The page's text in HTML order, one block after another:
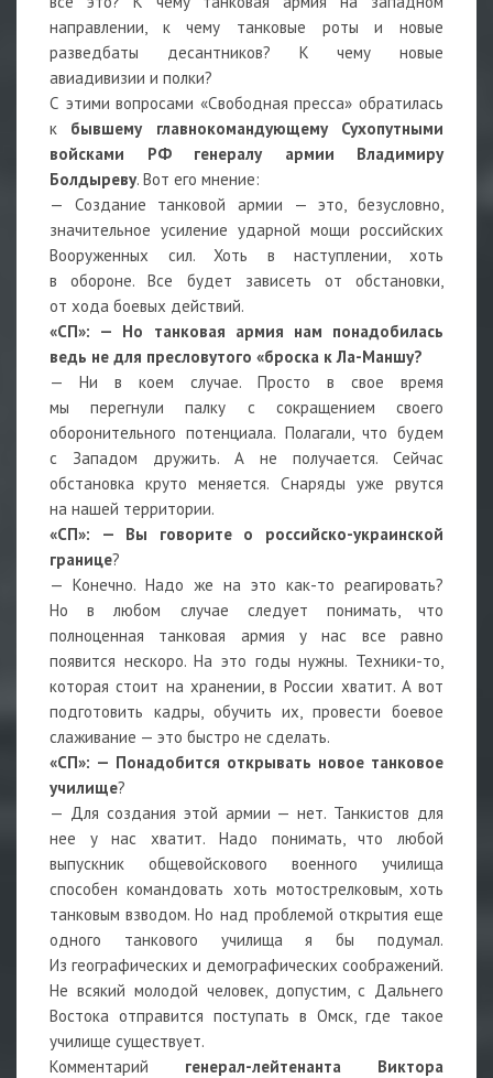
направлении, к чему танковые роты и новые
разведбаты десантников? К чему новые
авиадивизии и полки?
С этими вопросами «Свободная пресса» обратилась
к бывшему главнокомандующему Сухопутными
войсками РФ генералу армии Владимиру
Болдыреву. Вот его мнение:
— Создание танковой армии — это, безусловно,
значительное усиление ударной мощи российских
Вооруженных сил. Хоть в наступлении, хоть
в обороне. Все будет зависеть от обстановки,
от хода боевых действий.
«СП»: — Но танковая армия нам понадобилась
ведь не для пресловутого «броска к Ла-Маншу?
— Ни в коем случае. Просто в свое время
мы перегнули палку с сокращением своего
оборонительного потенциала. Полагали, что будем
с Западом дружить. А не получается. Сейчас
обстановка круто меняется. Снаряды уже рвутся
на нашей территории.
«СП»: — Вы говорите о российско-украинской
границе?
— Конечно. Надо же на это как-то реагировать?
Но в любом случае следует понимать, что
полноценная танковая армия у нас все равно
появится нескоро. На это годы нужны. Техники-то,
которая стоит на хранении, в России хватит. А вот
подготовить кадры, обучить их, провести боевое
слаживание — это быстро не сделать.
«СП»: — Понадобится открывать новое танковое
училище?
— Для создания этой армии — нет. Танкистов для
нее у нас хватит. Надо понимать, что любой
выпускник общевойскового военного училища
способен командовать хоть мотострелковым, хоть
танковым взводом. Но над проблемой открытия еще
одного танкового училища я бы подумал.
Из географических и демографических соображений.
Не всякий молодой человек, допустим, с Дальнего
Востока отправится поступать в Омск, где такое
училище существует.
Комментарий генерал-лейтенанта Виктора